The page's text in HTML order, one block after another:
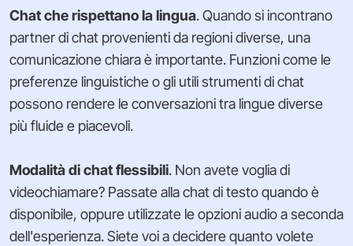
Chat che rispettano la lingua. Quando si incontrano
partner di chat provenienti da regioni diverse, una
comunicazione chiara è importante. Funzioni come le
preferenze linguistiche o gli utili strumenti di chat
possono rendere le conversazioni tra lingue diverse
più fluide e piacevoli.
Modalità di chat flessibili. Non avete voglia di
videochiamare? Passate alla chat di testo quando è
disponibile, oppure utilizzate le opzioni audio a seconda
dell'esperienza. Siete voi a decidere quanto volete